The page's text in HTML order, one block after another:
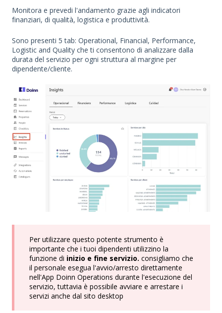
Monitora e prevedi l'andamento grazie agli indicatori
finanziari, di qualità, logistica e produttività.
Sono presenti 5 tab: Operational, Financial, Performance,
Logistic and Quality che ti consentono di analizzare dalla
durata del servizio per ogni struttura al margine per
dipendente/cliente.
Per utilizzare questo potente strumento è
importante che i tuoi dipendenti utilizzino la
funzione di inizio e fine servizio. consigliamo che
il personale esegua l'avvio/arresto direttamente
nell'App Doinn Operations durante l'esecuzione del
servizio, tuttavia è possibile avviare e arrestare i
servizi anche dal sito desktop